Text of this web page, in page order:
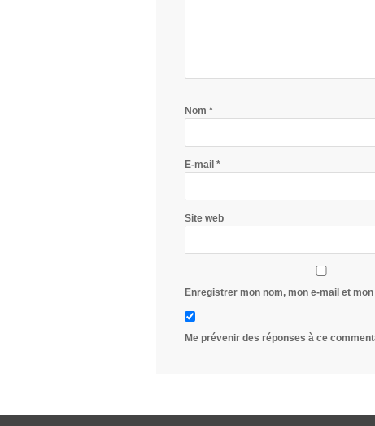
Nom *
E-mail *
Site web
Enregistrer mon nom, mon e-mail et
Me prévenir des réponses à ce